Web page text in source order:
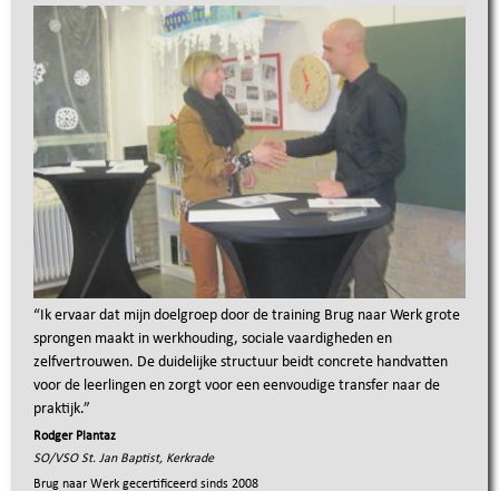
“Ik ervaar dat mijn doelgroep door de training Brug naar Werk grote
sprongen maakt in werkhouding, sociale vaardigheden en
zelfvertrouwen. De duidelijke structuur beidt concrete handvatten
voor de leerlingen en zorgt voor een eenvoudige transfer naar de
praktijk.”
Rodger Plantaz
SO/VSO St. Jan Baptist, Kerkrade
Brug naar Werk gecertificeerd sinds 2008